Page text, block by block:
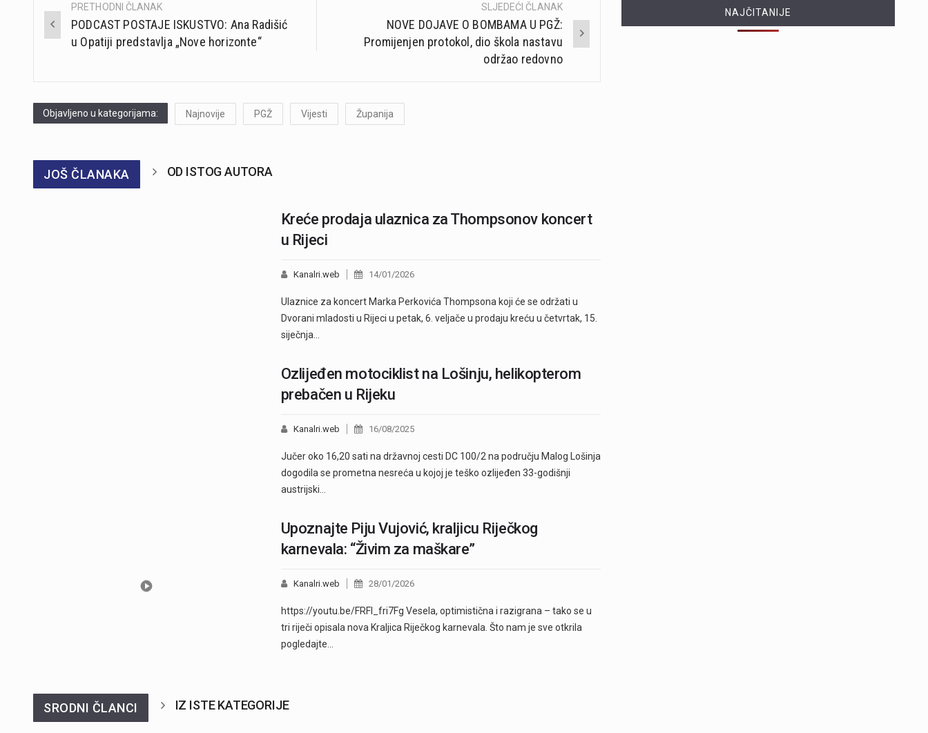
Post
navigation
PRETHODNI ČLANAK
PODCAST POSTAJE ISKUSTVO: Ana Radišić
u Opatiji predstavlja „Nove horizonte“
SLJEDEĆI ČLANAK
NOVE DOJAVE O BOMBAMA U PGŽ:
Promijenjen protokol, dio škola nastavu
održao redovno
Objavljeno u kategorijama: Najnovije PGŽ Vijesti Županija
JOŠ ČLANAKA OD ISTOG AUTORA
Kreće prodaja ulaznica za Thompsonov koncert
u Rijeci
Kanalri.web 14/01/2026
Ulaznice za koncert Marka Perkovića Thompsona koji će se održati u
Dvorani mladosti u Rijeci u petak, 6. veljače u prodaju kreću u četvrtak, 15.
siječnja…
Ozlijeđen motociklist na Lošinju, helikopterom
prebačen u Rijeku
Kanalri.web 16/08/2025
Jučer oko 16,20 sati na državnoj cesti DC 100/2 na području Malog Lošinja
dogodila se prometna nesreća u kojoj je teško ozlijeđen 33-godišnji
austrijski…
Upoznajte Piju Vujović, kraljicu Riječkog
karnevala: “Živim za maškare”
Kanalri.web 28/01/2026
https://youtu.be/FRFI_fri7Fg Vesela, optimistična i razigrana – tako se u
tri riječi opisala nova Kraljica Riječkog karnevala. Što nam je sve otkrila
pogledajte…
SRODNI ČLANCI IZ ISTE KATEGORIJE
NAJČITANIJE